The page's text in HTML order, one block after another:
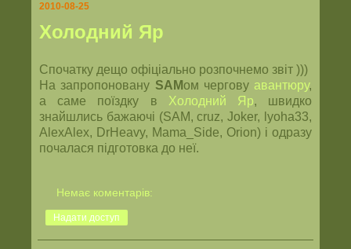
2010-08-25
Холодний Яр
Спочатку дещо офіціально розпочнемо звіт )))
На запропоновану SAMом чергову авантюру,
а саме поїздку в Холодний Яр, швидко
знайшлись бажаючі (SAM, cruz, Joker, lyoha33,
AlexAlex, DrHeavy, Mama_Side, Orion) і одразу
почалася підготовка до неї.
Немає коментарів:
Надати доступ